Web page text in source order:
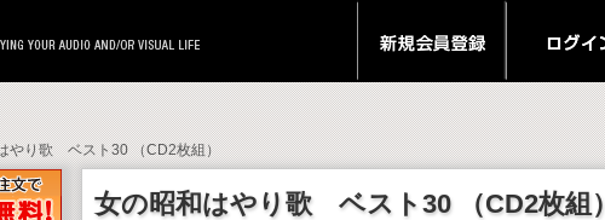
やり歌 ベスト30 （CD2枚組）
女の昭和はやり歌 ベスト30 （CD2枚組）